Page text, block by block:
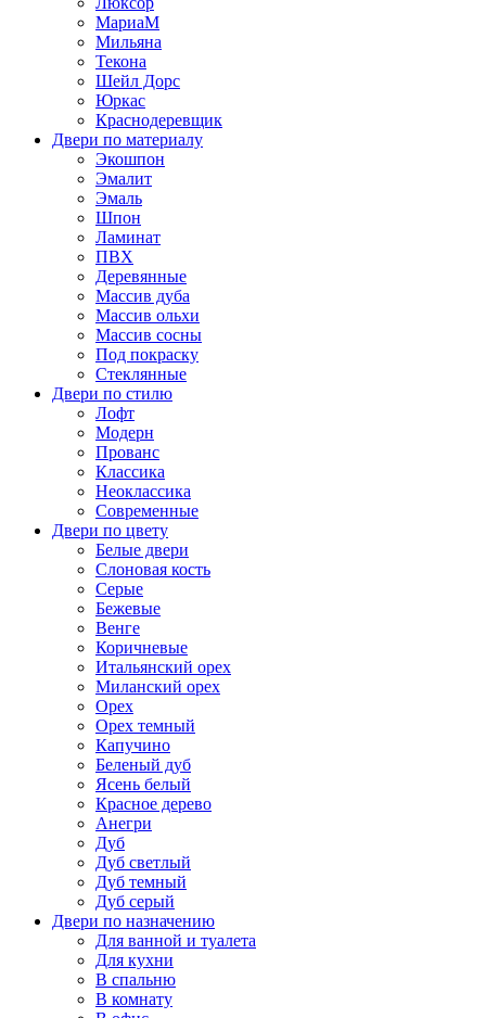
МариаМ
Мильяна
Текона
Шейл Дорс
Юркас
Краснодеревщик
Двери по материалу
Экошпон
Эмалит
Эмаль
Шпон
Ламинат
ПВХ
Деревянные
Массив дуба
Массив ольхи
Массив сосны
Под покраску
Стеклянные
Двери по стилю
Лофт
Модерн
Прованс
Классика
Неоклассика
Современные
Двери по цвету
Белые двери
Слоновая кость
Серые
Бежевые
Венге
Коричневые
Итальянский орех
Миланский орех
Орех
Орех темный
Капучино
Беленый дуб
Ясень белый
Красное дерево
Анегри
Дуб
Дуб светлый
Дуб темный
Дуб серый
Двери по назначению
Для ванной и туалета
Для кухни
В спальню
В комнату